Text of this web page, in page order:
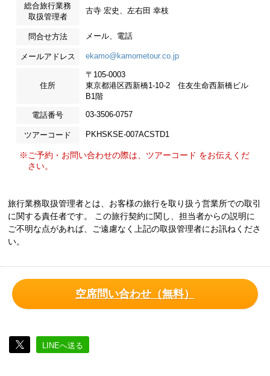
総合旅行業務
取扱管理者
古寺 宏史、左右田 幸枝
問合せ方法 メール、電話
メールアドレス ekamo@kamometour.co.jp
住所
〒105-0003
東京都港区西新橋1-10-2 住友生命西新橋ビル
B1階
電話番号 03-3506-0757
ツアーコード PKHSKSE-007ACSTD1
※ご予約・お問い合わせの際は、ツアーコード をお伝えくだ
さい。
旅行業務取扱管理者とは、お客様の旅行を取り扱う営業所での取引
に関する責任者です。 この旅行契約に関し、担当者からの説明に
ご不明な点があれば、ご遠慮なく上記の取扱管理者にお訊ねくださ
い。
空席問い合わせ（無料）
LINEへ送る